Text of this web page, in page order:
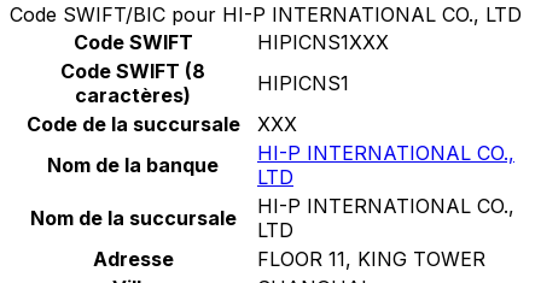
Code SWIFT/BIC pour HI-P INTERNATIONAL CO., LTD
Code SWIFT
HIPICNS1XXX
Code SWIFT (8
caractères)
HIPICNS1
Code de la succursale
XXX
Nom de la banque
HI-P INTERNATIONAL CO.,
LTD
Nom de la succursale
HI-P INTERNATIONAL CO.,
LTD
Adresse
FLOOR 11, KING TOWER